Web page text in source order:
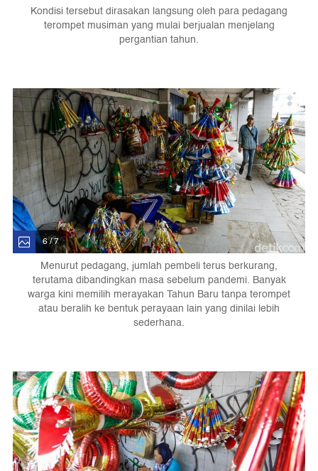
Kondisi tersebut dirasakan langsung oleh para pedagang
terompet musiman yang mulai berjualan menjelang
pergantian tahun.
6 / 7
Menurut pedagang, jumlah pembeli terus berkurang,
terutama dibandingkan masa sebelum pandemi. Banyak
warga kini memilih merayakan Tahun Baru tanpa terompet
atau beralih ke bentuk perayaan lain yang dinilai lebih
sederhana.